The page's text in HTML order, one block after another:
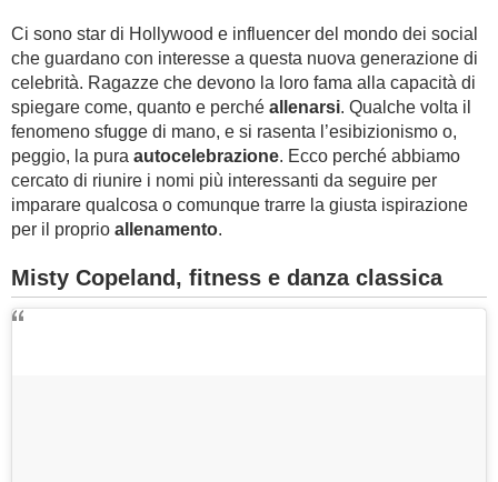
Ci sono star di Hollywood e influencer del mondo dei social
che guardano con interesse a questa nuova generazione di
celebrità. Ragazze che devono la loro fama alla capacità di
spiegare come, quanto e perché allenarsi. Qualche volta il
fenomeno sfugge di mano, e si rasenta l’esibizionismo o,
peggio, la pura autocelebrazione. Ecco perché abbiamo
cercato di riunire i nomi più interessanti da seguire per
imparare qualcosa o comunque trarre la giusta ispirazione
per il proprio allenamento.
Misty Copeland, fitness e danza classica